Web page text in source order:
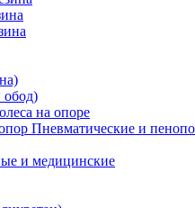
обод)
на опоре
Пневматические и
и медицинские